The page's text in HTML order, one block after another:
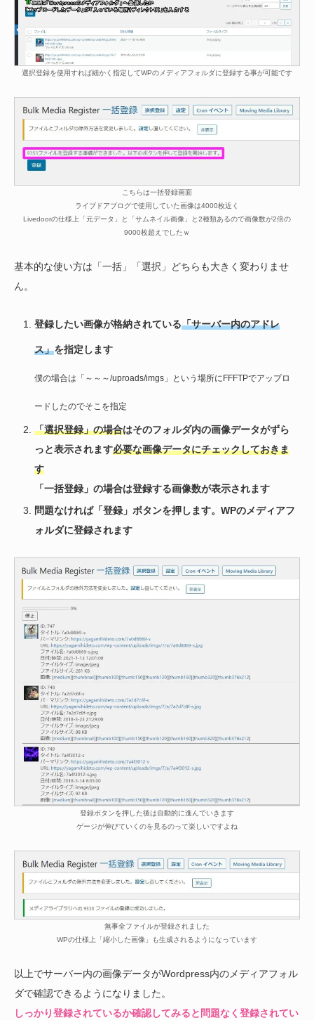
選択登録を使用すれば細かく指定してWPのメディアフォルダに登録する事が可能です
こちらは一括登録画面
ライブドアブログで使用していた画像は4000枚近く
Livedoorの仕様上「元データ」と「サムネイル画像」と2種類あるので画像数が2倍の
9000枚超えでしたｗ
基本的な使い方は「一括」「選択」どちらも大きく変わりませ
ん。
登録したい画像が格納されている「サーバー内のアドレ
ス」を指定します
僕の場合は「～～～/uproads/imgs」という場所にFFFTPでアップロ
ードしたのでそこを指定
「選択登録」の場合はそのフォルダ内の画像データがずら
っと表示されます必要な画像データにチェックしておきま
す
「一括登録」の場合は登録する画像数が表示されます
問題なければ「登録」ボタンを押します。WPのメディアフ
ォルダに登録されます
登録ボタンを押した後は自動的に進んでいきます
ゲージが伸びていくのを見るのって楽しいですよね
無事全ファイルが登録されました
WPの仕様上「縮小した画像」も生成されるようになっています
以上でサーバー内の画像データがWordpress内のメディアフォル
ダで確認できるようになりました。
しっかり登録されているか確認してみると問題なく登録されてい